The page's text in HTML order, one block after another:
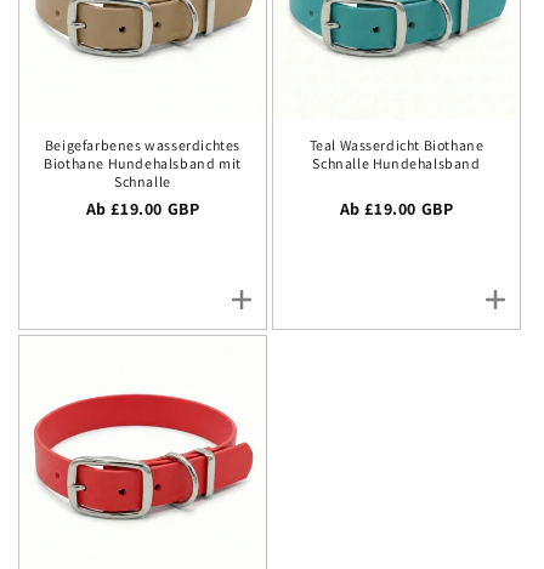
Beigefarbenes wasserdichtes
Biothane Hundehalsband mit
Schnalle
Regulärer Preis
Ab £19.00 GBP
Teal Wasserdicht Biothane
Schnalle Hundehalsband
Regulärer Preis
Ab £19.00 GBP